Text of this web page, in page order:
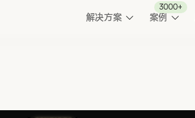
解决方案 案例
3000+